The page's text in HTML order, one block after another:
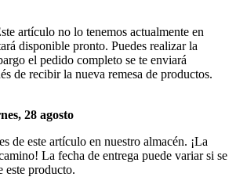
artículo no lo tenemos actualmente en
disponible pronto. Puedes realizar la
el pedido completo se te enviará
de recibir la nueva remesa de productos.
28 agosto
de este artículo en nuestro almacén. ¡La
La fecha de entrega puede variar si se
este producto.